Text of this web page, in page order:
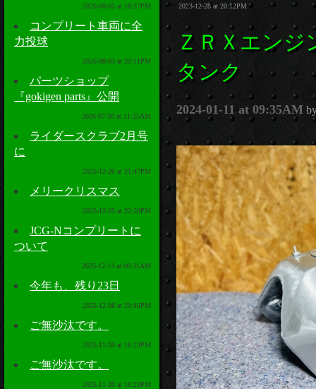
2026-08-05 at 18:37PM
コンプリート車両に全
力投球
2026-08-03 at 20:11PM
パーツショップ
『gokigen parts』公開
2026-07-30 at 11:25AM
ライダースクラブ2月号
に
2025-12-26 at 21:47PM
メリークリスマス
2025-12-25 at 22:20PM
JCG-Nコンプリートに
ついて
2025-12-13 at 00:31AM
今年も、残り23日
2025-12-08 at 20:48PM
ご無沙汰です。
2025-11-20 at 18:23PM
ご無沙汰です。
2025-11-20 at 18:23PM
2023-12-28 at 20:12PM
ＺＲＸエン
タンク
2024-01-11 at 09:35AM